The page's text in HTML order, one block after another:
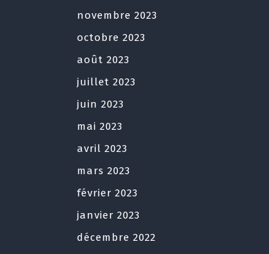
novembre 2023
octobre 2023
août 2023
juillet 2023
juin 2023
mai 2023
avril 2023
mars 2023
février 2023
janvier 2023
décembre 2022